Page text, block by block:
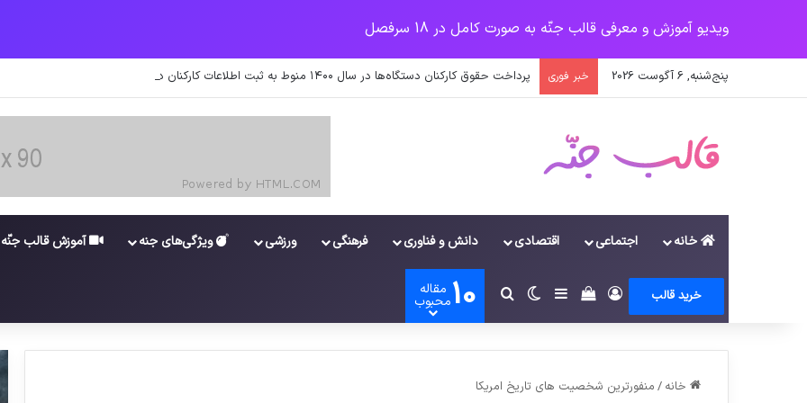
ویدیو آموزش و معرفی قالب جنّه به صورت کامل در 18 سرفصل
پنج‌شنبه, 6 آگوست 2026 خبر فوری پرداخت حقوق کارکنان دستگاه‌ها در سال ۱۴۰۰ منوط به ثبت اطلاعات کارکنان در سامانه شد
خانه اجتماعی اقتصادی دانش و فناوری فرهنگی ورزشی ویژگی‌های جنه آموزش قالب جنّه
خرید قالب وروددیدن سبد خرید
سایدبارتغییر پوسته
جستجو برای
10 مقاله
محبوب
خانه / منفورترین شخصیت های تاریخ امریکا